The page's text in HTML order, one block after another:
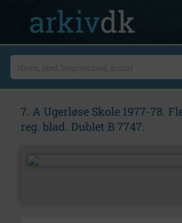
7. A Ugerløse Skole 1977-78.
reg. blad. Dublet B 7747.